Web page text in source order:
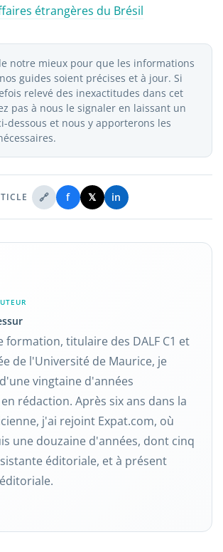
étrangères du Brésil
notre mieux pour que les informations
guides soient précises et à jour. Si
relevé des inexactitudes dans cet
pas à nous le signaler en laissant un
dessous et nous y apporterons les
🔗 f 𝕏 in
formation, titulaire des DALF C1 et
de l'Université de Maurice, je
vingtaine d'années
rédaction. Après six ans dans la
j'ai rejoint Expat.com, où
une douzaine d'années, dont cinq
éditoriale, et à présent